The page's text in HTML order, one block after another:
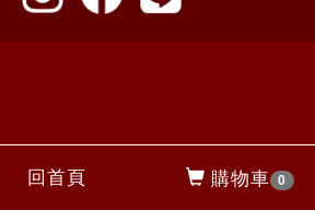
回首頁 購物車 0